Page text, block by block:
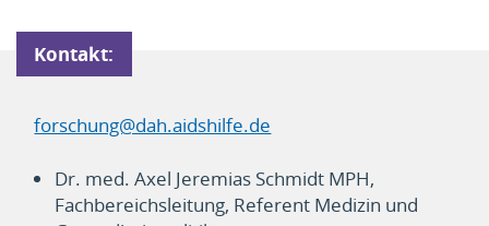
Kontakt:
forschung@dah.aidshilfe.de
Dr. med. Axel Jeremias Schmidt MPH,
Fachbereichsleitung, Referent Medizin und